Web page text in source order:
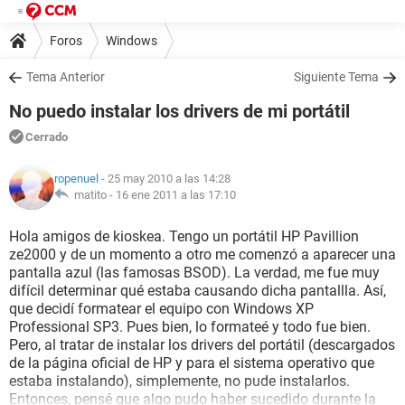
Foros Windows
Tema Anterior Siguiente Tema
No puedo instalar los drivers de mi portátil
Cerrado
ropenuel - 25 may 2010 a las 14:28
matito - 16 ene 2011 a las 17:10
Hola amigos de kioskea. Tengo un portátil HP Pavillion
ze2000 y de un momento a otro me comenzó a aparecer una
pantalla azul (las famosas BSOD). La verdad, me fue muy
difícil determinar qué estaba causando dicha pantallla. Así,
que decidí formatear el equipo con Windows XP
Professional SP3. Pues bien, lo formateé y todo fue bien.
Pero, al tratar de instalar los drivers del portátil (descargados
de la página oficial de HP y para el sistema operativo que
estaba instalando), simplemente, no pude instalarlos.
Entonces, pensé que algo pudo haber sucedido durante la